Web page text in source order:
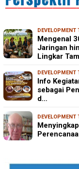
DEVELOPMENT
Mengenal
Jaringan
Lingkar
DEVELOPMENT
Info
sebagai
d…
DEVELOPMENT